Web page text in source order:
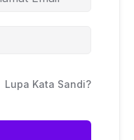
Lupa Kata Sandi?